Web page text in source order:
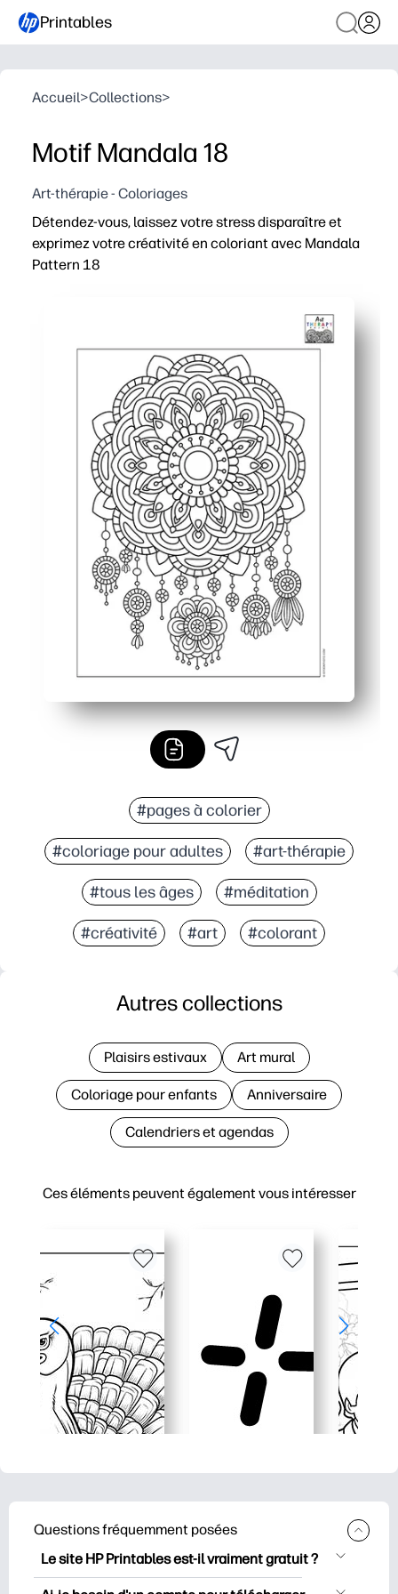
Printables
Accueil>Collections>
Motif Mandala 18
Art-thérapie - Coloriages
Détendez-vous, laissez votre stress disparaître et
exprimez votre créativité en coloriant avec Mandala
Pattern 18
Les lignes complexes du mandala guident la
Développe le contrôle de la motricité fine et les
Réimprimez pour les frères et sœurs ou les élèves,
#pages à colorier
#coloriage pour adultes #art-thérapie
#tous les âges #méditation
#créativité #art #colorant
Ces éléments peuvent également vous intéresser
Autres collections
Plaisirs estivaux Art mural
Coloriage pour enfants Anniversaire
Calendriers et agendas
Questions fréquemment posées
Le site HP Printables est-il vraiment gratuit ?
HP Printables propose plus de 2500